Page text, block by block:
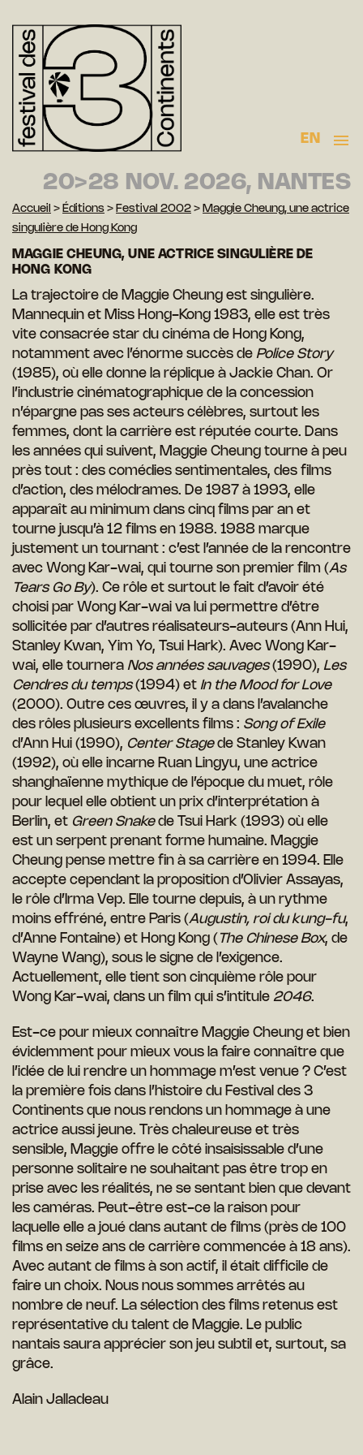
EN
20>28 NOV. 2026, NANTES
Accueil > Éditions > Festival 2002 > Maggie Cheung, une actrice
singulière de Hong Kong
MAGGIE CHEUNG, UNE ACTRICE SINGULIÈRE DE
HONG KONG
La trajectoire de Maggie Cheung est singulière.
Mannequin et Miss Hong-Kong 1983, elle est très
vite consacrée star du cinéma de Hong Kong,
notamment avec l’énorme succès de Police Story
(1985), où elle donne la réplique à Jackie Chan. Or
l’industrie cinématographique de la concession
n’épargne pas ses acteurs célèbres, surtout les
femmes, dont la carrière est réputée courte. Dans
les années qui suivent, Maggie Cheung tourne à peu
près tout : des comédies sentimentales, des films
d’action, des mélodrames. De 1987 à 1993, elle
apparaît au minimum dans cinq films par an et
tourne jusqu’à 12 films en 1988. 1988 marque
justement un tournant : c’est l’année de la rencontre
avec Wong Kar-wai, qui tourne son premier film (As
Tears Go By). Ce rôle et surtout le fait d’avoir été
choisi par Wong Kar-wai va lui permettre d’être
sollicitée par d’autres réalisateurs-auteurs (Ann Hui,
Stanley Kwan, Yim Yo, Tsui Hark). Avec Wong Kar-
wai, elle tournera Nos années sauvages(1990), Les
Cendres du temps(1994) et In the Mood for Love
(2000). Outre ces œuvres, il y a dans l’avalanche
des rôles plusieurs excellents films : Song of Exile
d’Ann Hui (1990), Center Stagede Stanley Kwan
(1992), où elle incarne Ruan Lingyu, une actrice
shanghaïenne mythique de l’époque du muet, rôle
pour lequel elle obtient un prix d’interprétation à
Berlin, et Green Snakede Tsui Hark (1993) où elle
est un serpent prenant forme humaine. Maggie
Cheung pense mettre fin à sa carrière en 1994. Elle
accepte cependant la proposition d’Olivier Assayas,
le rôle d’Irma Vep. Elle tourne depuis, à un rythme
moins effréné, entre Paris (Augustin, roi du kung-fu,
d’Anne Fontaine) et Hong Kong ( The Chinese Box, de
Wayne Wang), sous le signe de l’exigence.
Actuellement, elle tient son cinquième rôle pour
Wong Kar-wai, dans un film qui s’intitule 2046.
Est-ce pour mieux connaître Maggie Cheung et bien
évidemment pour mieux vous la faire connaître que
l’idée de lui rendre un hommage m’est venue ? C’est
la première fois dans l’histoire du Festival des 3
Continents que nous rendons un hommage à une
actrice aussi jeune. Très chaleureuse et très
sensible, Maggie offre le côté insaisissable d’une
personne solitaire ne souhaitant pas être trop en
prise avec les réalités, ne se sentant bien que devant
les caméras. Peut-être est-ce la raison pour
laquelle elle a joué dans autant de films (près de 100
films en seize ans de carrière commencée à 18 ans).
Avec autant de films à son actif, il était difficile de
faire un choix. Nous nous sommes arrêtés au
nombre de neuf. La sélection des films retenus est
représentative du talent de Maggie. Le public
nantais saura apprécier son jeu subtil et, surtout, sa
grâce.
Alain Jalladeau